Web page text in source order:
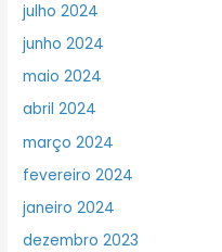
julho 2024
junho 2024
maio 2024
abril 2024
março 2024
fevereiro 2024
janeiro 2024
dezembro 2023